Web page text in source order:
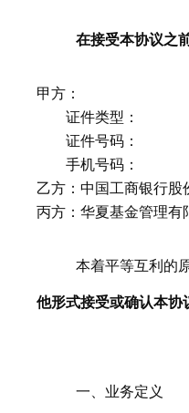
在接受本协议之
甲方：
证件类型：
证件号码：
手机号码：
乙方：中国工商银行股
丙方：华夏基金管理有
本着平等互利的
他形式接受或确认本协
一、业务定义